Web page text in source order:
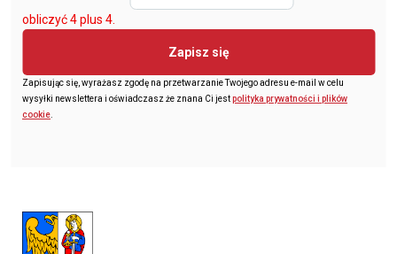
obliczyć 4 plus 4.
Zapisz się
Zapisując się, wyrażasz zgodę na przetwarzanie Twojego adresu e-mail w celu
wysyłki newslettera i oświadczasz że znana Ci jestpolityka prywatności i plików
cookie